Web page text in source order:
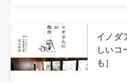
イノダ
しいコ
も］